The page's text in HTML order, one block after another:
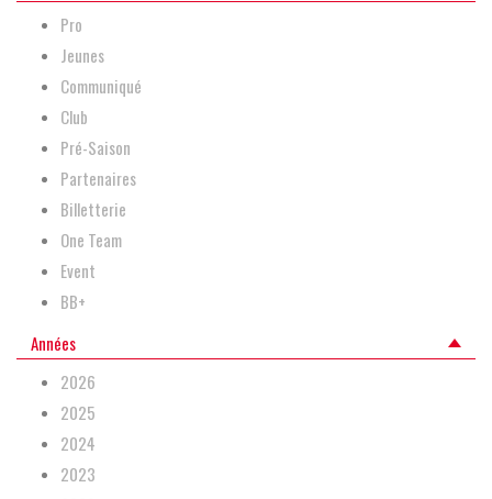
Pro
Jeunes
Communiqué
Club
Pré-Saison
Partenaires
Billetterie
One Team
Event
BB+
Années
2026
2025
2024
2023